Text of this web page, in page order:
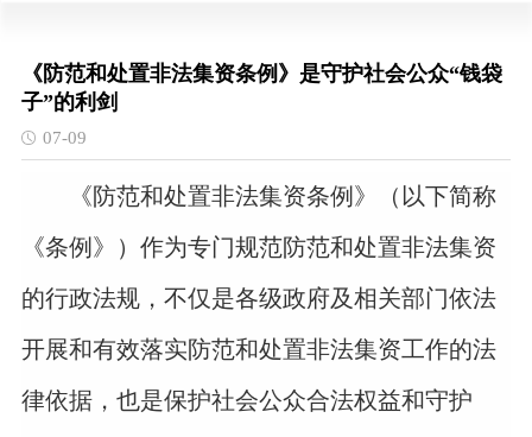
《防范和处置非法集资条例》是守护社会公众“钱袋
子”的利剑
07-09
《防范和处置非法集资条例》（以下简称
《条例》）作为专门规范防范和处置非法集资
的行政法规，不仅是各级政府及相关部门依法
开展和有效落实防范和处置非法集资工作的法
律依据，也是保护社会公众合法权益和守护